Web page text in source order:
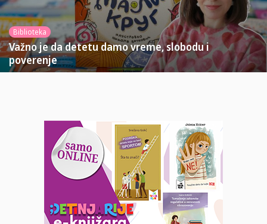
Biblioteka
Važno je da detetu damo vreme, slobodu i
poverenje